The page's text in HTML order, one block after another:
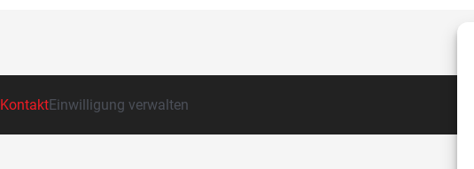
KontaktEinwilligung verwalten